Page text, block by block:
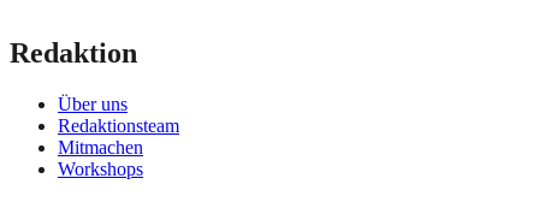
Redaktion
Über uns
Redaktionsteam
Mitmachen
Workshops